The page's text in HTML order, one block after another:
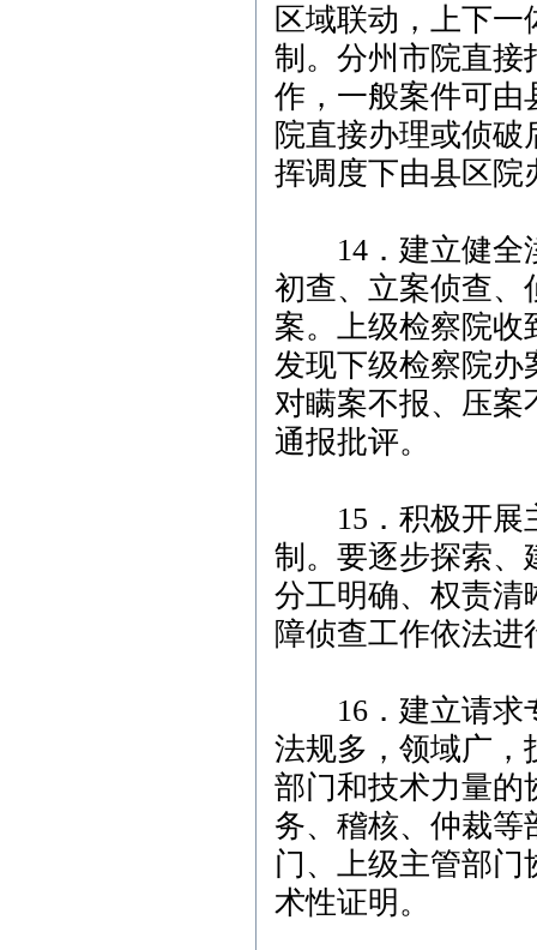
区域联动，上下
制。分州市院直接
作，一般案件可由
院直接办理或侦
挥调度下由县区院
14．建立健全渎
初查、立案侦查、
案。上级检察院收
发现下级检察院办
对瞒案不报、压案
通报批评。
15．积极开展主
制。要逐步探索、
分工明确、权责清
障侦查工作依法进
16．建立请求专
法规多，领域广，
部门和技术力量的
务、稽核、仲裁等
门、上级主管部
术性证明。